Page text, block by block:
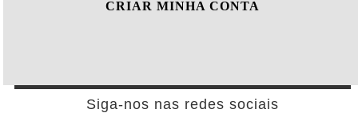
CRIAR MINHA CONTA
Siga-nos nas redes sociais